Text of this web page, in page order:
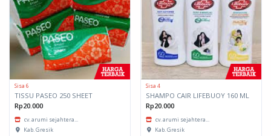
Sisa 6
TISSU PASEO 250 SHEET
Rp20.000
cv. arumi sejahtera...
Kab. Gresik
Sisa 4
SHAMPO CAIR LIFEBUOY 160 ML
Rp20.000
cv. arumi sejahtera...
Kab. Gresik